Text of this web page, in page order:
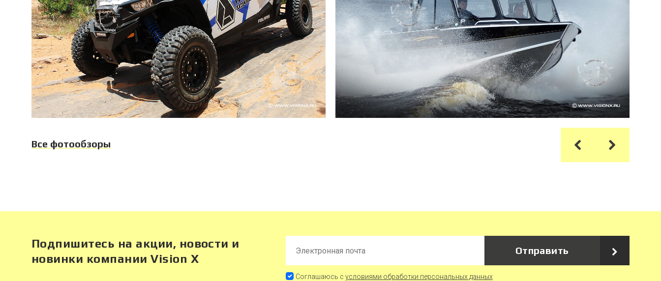
Все фотообзоры
Подпишитесь на акции, новости и
новинки компании Vision X
Отправить
Соглашаюсь с условиями обработки персональных данных